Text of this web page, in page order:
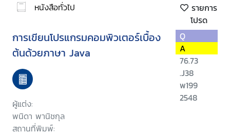
หนังสือทั่วไป
รายการ
โปรด
การเขียนโปรแกรมคอมพิวเตอร์เบื้อง
ต้นด้วยภาษา Java
ผู้แต่ง:
พนิดา พานิชกุล
สถานที่พิมพ์:
Q
A
76.73
.J38
พ199
2548